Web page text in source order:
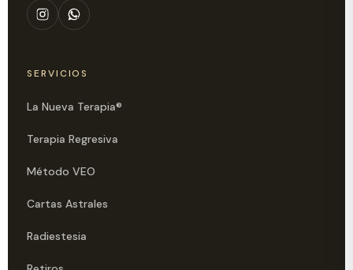
SERVICIOS
La Nueva Terapia®
Terapia Regresiva
Método VEO
Cartas Astrales
Radiestesia